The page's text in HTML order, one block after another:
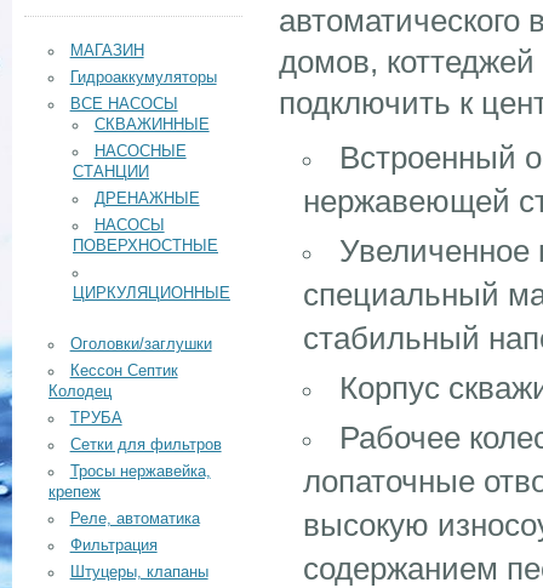
МАГАЗИН
Гидроаккумуляторы
ВСЕ НАСОСЫ
СКВАЖИННЫЕ
НАСОСНЫЕ
СТАНЦИИ
ДРЕНАЖНЫЕ
НАСОСЫ
ПОВЕРХНОСТНЫЕ
ЦИРКУЛЯЦИОННЫЕ
Оголовки/заглушки
Кессон Септик
Колодец
ТРУБА
Сетки для фильтров
Тросы нержавейка,
крепеж
Реле, автоматика
Фильтрация
Штуцеры, клапаны
домов,
подключить к
Встроенный
нержавеющей
Увеличенное
специальный
стабильный
Корпус
Рабочее
лопаточные
высокую
содержанием